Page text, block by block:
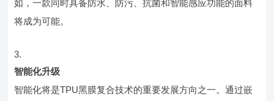
如，一款同时具备防水、防污、抗菌和智能感应功能的面料
将成为可能。
智能化升级
智能化将是TPU黑膜复合技术的重要发展方向之一。通过嵌